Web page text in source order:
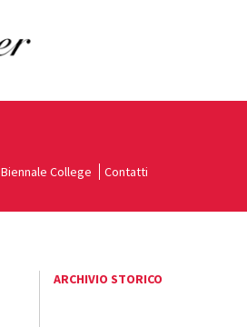
Biennale College Contatti
ARCHIVIO STORICO